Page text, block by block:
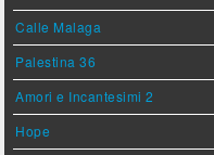
Calle Malaga
Palestina 36
Amori e Incantesimi 2
Hope